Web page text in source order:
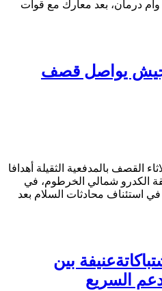
وأم درمان، بعد معارك مع قوات
يواصل قصف
القصف بالمدفعية الثقيلة أهدافا
الكدرو شمالي الخرطوم، في
استئناف محادثات السلام بعد
بين
السريع